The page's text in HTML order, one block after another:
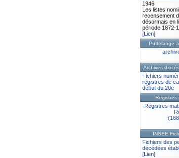
1946
Les listes
recensement
désormais en
période 1872-
[Lien]
Puttelange
Archives
Fichiers
registres de
début du 20e
Registres
Registres
INSEE
Fichiers des
décédées
[Lien]